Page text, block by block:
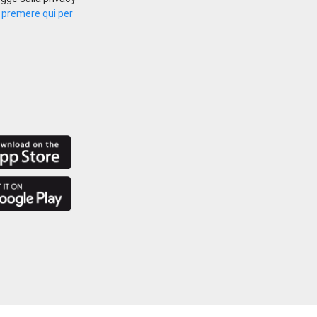
premere qui per